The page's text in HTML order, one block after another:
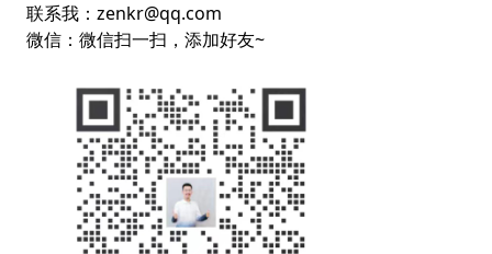
联系我： zenkr@qq.com
微信：微信扫一扫，添加好友~